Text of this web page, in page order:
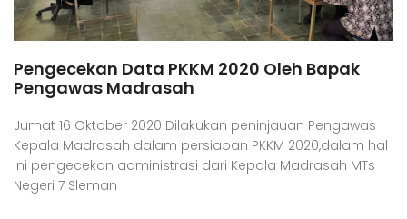
Pengecekan Data PKKM 2020 Oleh Bapak
Pengawas Madrasah
Jumat 16 Oktober 2020 Dilakukan peninjauan Pengawas
Kepala Madrasah dalam persiapan PKKM 2020,dalam hal
ini pengecekan administrasi dari Kepala Madrasah MTs
Negeri 7 Sleman